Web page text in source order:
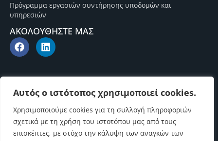
Αυτός ο ιστότοπος χρησιμοποιεί cookies.
Χρησιμοποιούμε cookies για τη συλλογή πληροφοριών
σχετικά με τη χρήση του ιστοτόπου μας από τους
επισκέπτες, με στόχο την κάλυψη των αναγκών των
Πρόγραμμα εργασιών συντήρησης υποδομών και
υπηρεσιών
ΑΚΟΛΟΥΘΗΣΤΕ ΜΑΣ